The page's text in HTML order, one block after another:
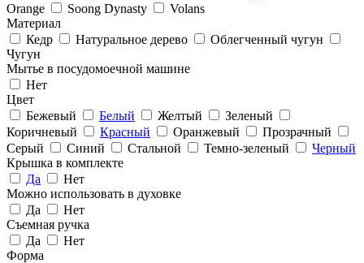
Orange
Soong Dynasty
Volans
Материал
Кедр
Натуральное дерево
Облегченный чугун
Чугун
Мытье в посудомоечной машине
Нет
Цвет
Бежевый
Белый Желтый
Зеленый
Коричневый
Красный Оранжевый
Прозрачный
Серый
Синий Стальной Темно-зеленый
Черный
Крышка в комплекте
Да
Нет
Можно использовать в духовке
Да
Нет
Съемная ручка
Да
Нет
Форма